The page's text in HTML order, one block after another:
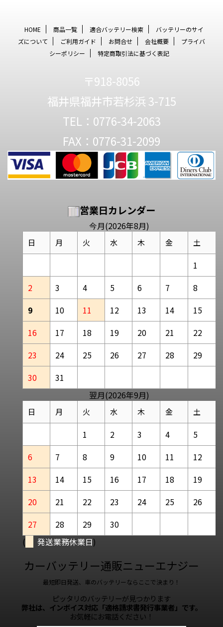
HOME 商品一覧 適合バッテリー検索
バッテリーのサイ
ズについて
ご利用ガイド お問合せ 会社概要
プライバ
シーポリシー
特定商取引法に基づく表記
〒918-8056
福井県福井市若杉浜 3-715
TEL：0776-34-2063
FAX：0776-31-2099
営業日カレンダー
今月(2026年8月)
日 月 火 水 木 金 土
1
2
3 4 5 6 7
8
9
10 11 12 13 14
15
16
17 18 19 20 21
22
23
24 25 26 27 28
29
30
31
翌月(2026年9月)
日 月 火 水 木 金 土
1 2 3 4
5
6
7 8 9 10 11
12
13
14 15 16 17 18
19
20
21 22 23 24 25
26
27
28 29
30
(
発送業務休業日)
カーバッテリー通販ニューエナジー
最短即日発送、車のバッテリーならここで決まり！
ピッタリのバッテリーが見つかります
弊社は、インボイス対応「適格請求書発行事業者」です。
お気軽にお電話ください！